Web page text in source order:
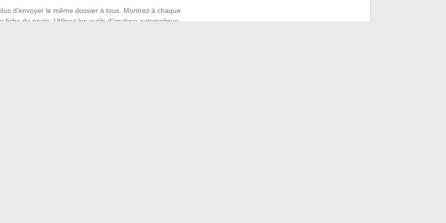
d’envoyer le même dossier à tous. Montrez à chaque
de poste. Utilisez les outils d’analyse automatique